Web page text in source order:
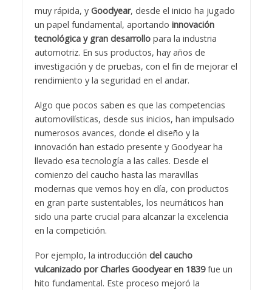
muy rápida, y Goodyear, desde el inicio ha jugado
un papel fundamental, aportando innovación
tecnológica y gran desarrollopara la industria
automotriz. En sus productos, hay años de
investigación y de pruebas, con el fin de mejorar el
rendimiento y la seguridad en el andar.
Algo que pocos saben es que las competencias
automovilísticas, desde sus inicios, han impulsado
numerosos avances, donde el diseño y la
innovación han estado presente y Goodyear ha
llevado esa tecnología a las calles. Desde el
comienzo del caucho hasta las maravillas
modernas que vemos hoy en día, con productos
en gran parte sustentables, los neumáticos han
sido una parte crucial para alcanzar la excelencia
en la competición.
Por ejemplo, la introducción del caucho
vulcanizado por Charles Goodyear en 1839fue un
hito fundamental. Este proceso mejoró la